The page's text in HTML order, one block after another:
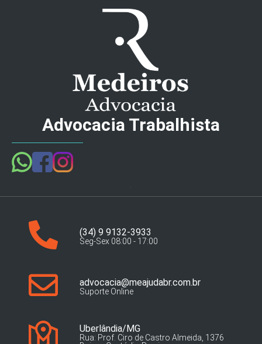
Advocacia Trabalhista
(34) 9 9132-3933
Seg-Sex 08:00 - 17:00
advocacia@meajudabr.com.br
Suporte Online
Uberlândia/MG
Rua: Prof. Ciro de Castro Almeida, 1376